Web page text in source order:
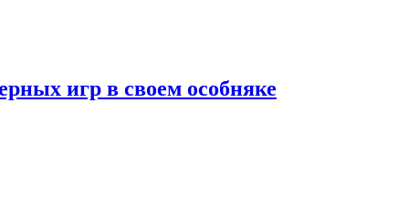
игр в своем особняке